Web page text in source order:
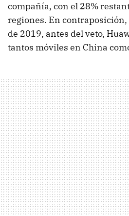
compañía, con el 28%
regiones. En
de 2019, antes del veto,
tantos móviles en China